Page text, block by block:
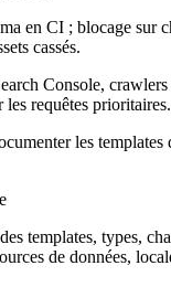
en CI ; blocage sur
cassés.
Console,
requêtes prioritaires.
les templates
templates, types,
de données,